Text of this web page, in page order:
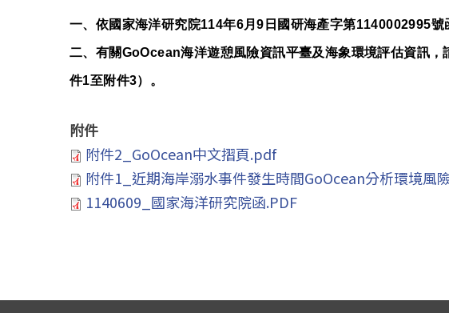
一、依國家海洋研究院114年6月9日國研海產字第1140002995號
二、有關GoOcean海洋遊憩風險資訊平臺及海象環境評估資訊
件1至附件3）。
附件
附件2_GoOcean中文摺頁.pdf
附件1_近期海岸溺水事件發生時間GoOcean分析環境風
1140609_國家海洋研究院函.PDF